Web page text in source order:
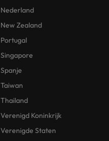
Nederland
New Zealand
Portugal
Singapore
Spanje
Taiwan
Thailand
Verenigd Koninkrijk
Verenigde Staten